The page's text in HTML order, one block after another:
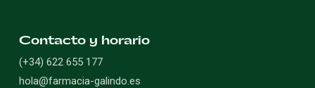
Contacto y horario
(+34) 622 655 177
hola@farmacia-galindo.es